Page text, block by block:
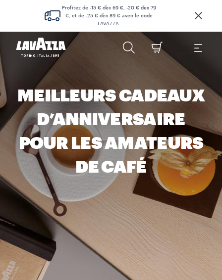
Profitez de -15 € dès 69 €, -20 € dès 79
€, et de -25 € dès 89 € avec le code
LAVAZZA.
MEILLEURS CADEAUX
D’ANNIVERSAIRE
POUR LES AMATEURS
DE CAFÉ